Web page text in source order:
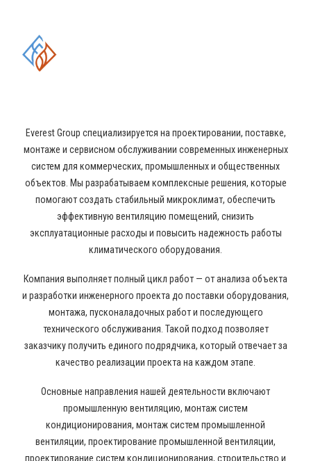
Everest Group специализируется на проектировании, поставке,
монтаже и сервисном обслуживании современных инженерных
систем для коммерческих, промышленных и общественных
объектов. Мы разрабатываем комплексные решения, которые
помогают создать стабильный микроклимат, обеспечить
эффективную вентиляцию помещений, снизить
эксплуатационные расходы и повысить надежность работы
климатического оборудования.
Компания выполняет полный цикл работ — от анализа объекта
и разработки инженерного проекта до поставки оборудования,
монтажа, пусконаладочных работ и последующего
технического обслуживания. Такой подход позволяет
заказчику получить единого подрядчика, который отвечает за
качество реализации проекта на каждом этапе.
Основные направления нашей деятельности включают
промышленную вентиляцию, монтаж систем
кондиционирования, монтаж систем промышленной
вентиляции, проектирование промышленной вентиляции,
проектирование систем кондиционирования, строительство и